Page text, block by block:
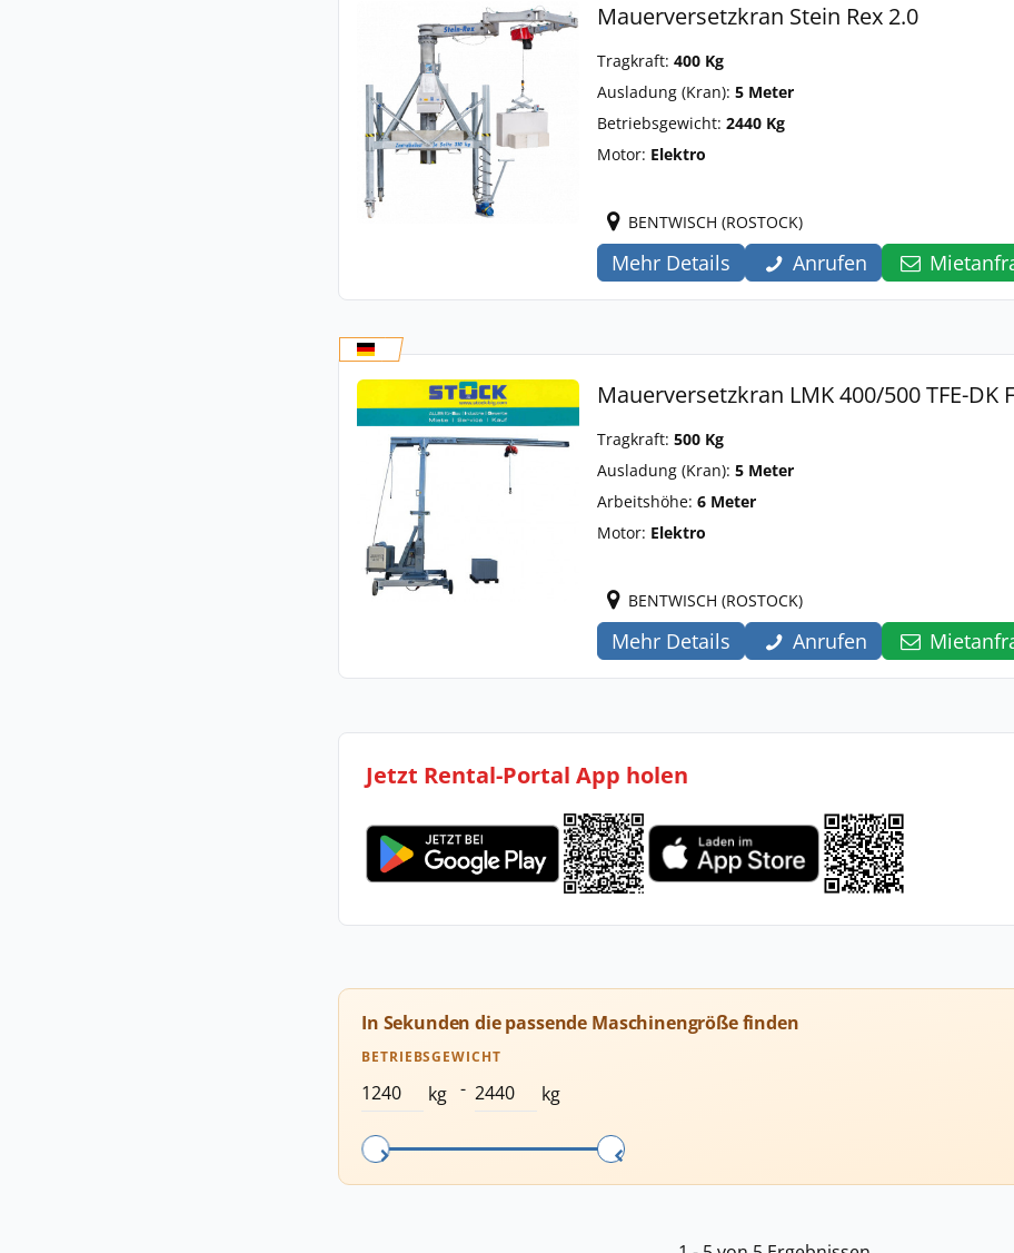
Mauerversetzkran Stein Rex 2.0
Tragkraft: 400 Kg
Ausladung (Kran): 5 Meter
Betriebsgewicht: 2440 Kg
Motor: Elektro
BENTWISCH (ROSTOCK)
Mehr Details Anrufen
Mauerversetzkran LMK 400/500 TFE-DK
Tragkraft: 500 Kg
Ausladung (Kran): 5 Meter
Arbeitshöhe: 6 Meter
Motor: Elektro
BENTWISCH (ROSTOCK)
Mehr Details Anrufen
Jetzt Rental-Portal App holen
In Sekunden die passende Maschinengröße finden
BETRIEBSGEWICHT
kg - kg